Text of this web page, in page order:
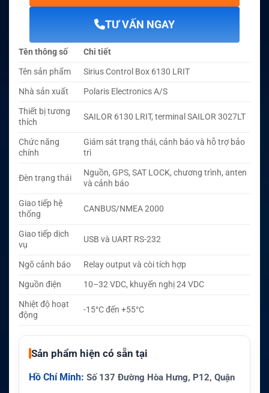
TƯ VẤN NGAY
Tên thông số
Chi tiết
Tên sản phẩm
Sirius Control Box 6130 LRIT
Nhà sản xuất
Polaris Electronics A/S
Thiết bị tương
thích
SAILOR 6130 LRIT, terminal SAILOR 3027LT
Chức năng
chính
Giám sát trạng thái, cảnh báo và hỗ trợ bảo
trì
Đèn trạng thái
Nguồn, GPS, SAT LOCK, chương trình, anten
và cảnh báo
Giao tiếp hệ
thống
CANBUS/NMEA 2000
Giao tiếp dịch
vụ
USB và UART RS-232
Ngõ cảnh báo
Relay output và còi tích hợp
Nguồn điện
10–32 VDC, khuyến nghị 24 VDC
Nhiệt độ hoạt
động
-15°C đến +55°C
Sản phẩm hiện có sẵn tại
Hồ Chí Minh: Số 137 Đường Hòa Hưng, P12, Quận